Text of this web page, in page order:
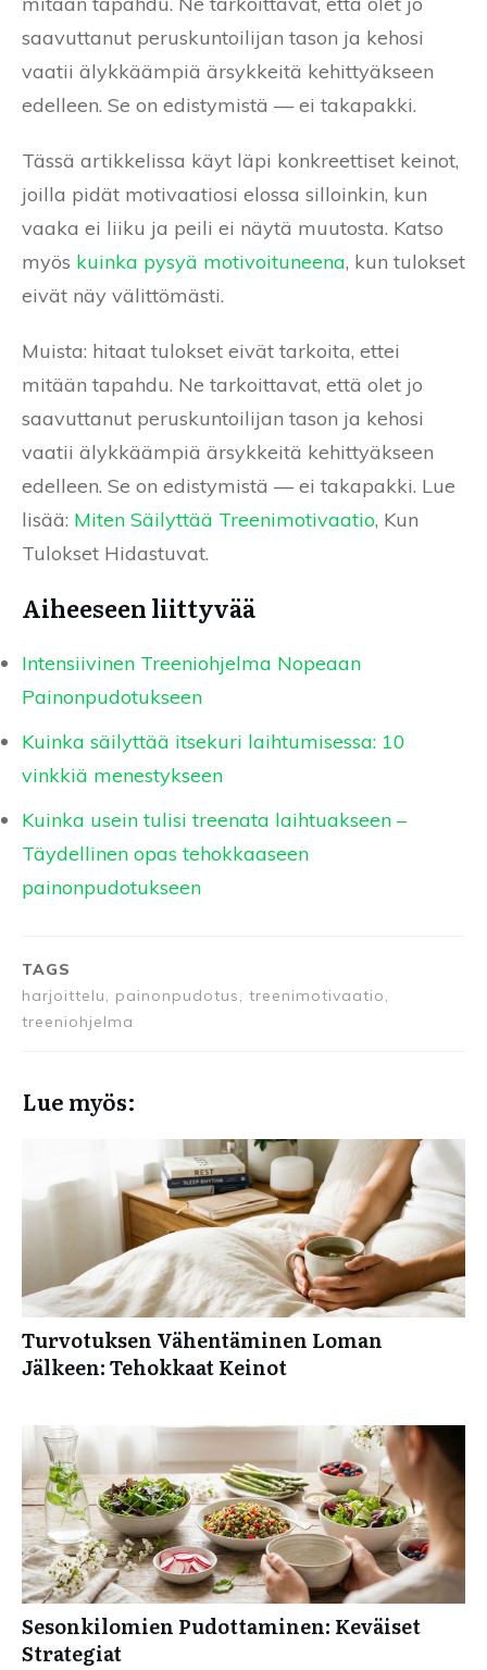
saavuttanut peruskuntoilijan tason ja kehosi
vaatii älykkäämpiä ärsykkeitä kehittyäkseen
edelleen. Se on edistymistä — ei takapakki.
Tässä artikkelissa käyt läpi konkreettiset keinot,
joilla pidät motivaatiosi elossa silloinkin, kun
vaaka ei liiku ja peili ei näytä muutosta. Katso
myös kuinka pysyä motivoituneena, kun tulokset
eivät näy välittömästi.
Muista: hitaat tulokset eivät tarkoita, ettei
mitään tapahdu. Ne tarkoittavat, että olet jo
saavuttanut peruskuntoilijan tason ja kehosi
vaatii älykkäämpiä ärsykkeitä kehittyäkseen
edelleen. Se on edistymistä — ei takapakki. Lue
lisää: Miten Säilyttää Treenimotivaatio, Kun
Tulokset Hidastuvat.
Aiheeseen liittyvää
Intensiivinen Treeniohjelma Nopeaan
Painonpudotukseen
Kuinka säilyttää itsekuri laihtumisessa: 10
vinkkiä menestykseen
Kuinka usein tulisi treenata laihtuakseen –
Täydellinen opas tehokkaaseen
painonpudotukseen
TAGS
harjoittelu, painonpudotus, treenimotivaatio,
treeniohjelma
Lue myös:
Turvotuksen Vähentäminen Loman
Jälkeen: Tehokkaat Keinot
Sesonkilomien Pudottaminen: Keväiset
Strategiat